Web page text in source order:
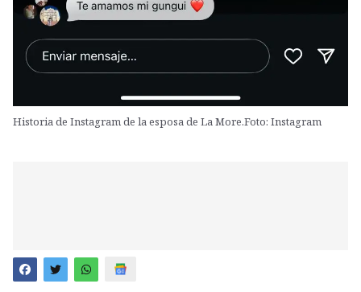
Historia de Instagram de la esposa de La More.Foto: Instagram